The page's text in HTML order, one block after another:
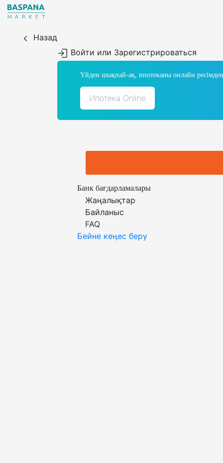
Назад
Войти или Зарегистрироваться
Үйден шықпай-ақ, ипотеканы онлайн
Ипотека Online
Банк бағдарламалары
Жаңалықтар
Байланыс
FAQ
Бейне кеңес беру